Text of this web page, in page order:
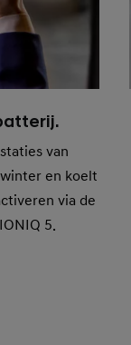
van
en koelt
via de
5.